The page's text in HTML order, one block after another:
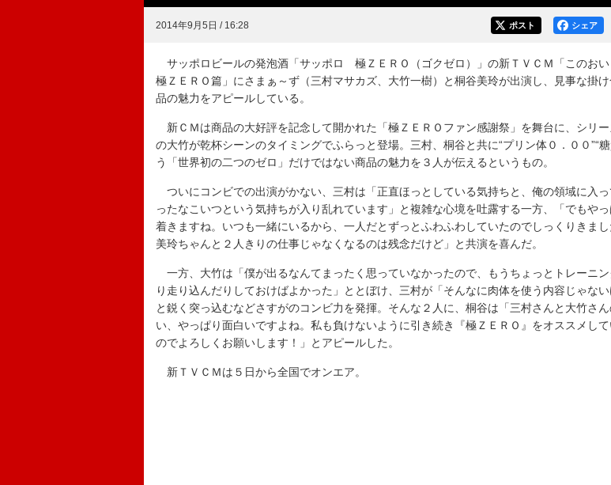
2014年9月5日 / 16:28 シェア
ポスト
サッポロビールの発泡酒「サッポロ 極ＺＥＲＯ（ゴクゼロ）」の新ＴＶＣＭ「このおい
極ＺＥＲＯ篇」にさまぁ～ず（三村マサカズ、大竹一樹）と桐谷美玲が出演し、見事な掛
品の魅力をアピールしている。
新ＣＭは商品の大好評を記念して開かれた「極ＺＥＲＯファン感謝祭」を舞台に、シリ
の大竹が乾杯シーンのタイミングでふらっと登場。三村、桐谷と共に“プリン体０．００”“
う「世界初の二つのゼロ」だけではない商品の魅力を３人が伝えるというもの。
ついにコンビでの出演がかない、三村は「正直ほっとしている気持ちと、俺の領域に入
ったなこいつという気持ちが入り乱れています」と複雑な心境を吐露する一方、「でもや
着きますね。いつも一緒にいるから、一人だとずっとふわふわしていたのでしっくりきま
美玲ちゃんと２人きりの仕事じゃなくなるのは残念だけど」と共演を喜んだ。
一方、大竹は「僕が出るなんてまったく思っていなかったので、もうちょっとトレーニン
り走り込んだりしておけばよかった」ととぼけ、三村が「そんなに肉体を使う内容じゃない
と鋭く突っ込むなどさすがのコンビ力を発揮。そんな２人に、桐谷は「三村さんと大竹さ
い、やっぱり面白いですよね。私も負けないように引き続き『極ＺＥＲＯ』をオススメし
のでよろしくお願いします！」とアピールした。
新ＴＶＣＭは５日から全国でオンエア。